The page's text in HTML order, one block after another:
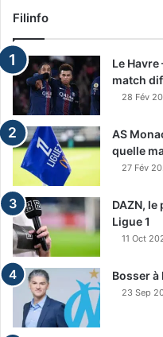
Filinfo
Le Havre
match
28 Fév
AS
quelle
27 Fév
DAZN,
Ligue 1
11 Oct
Bosser à
23 Sep